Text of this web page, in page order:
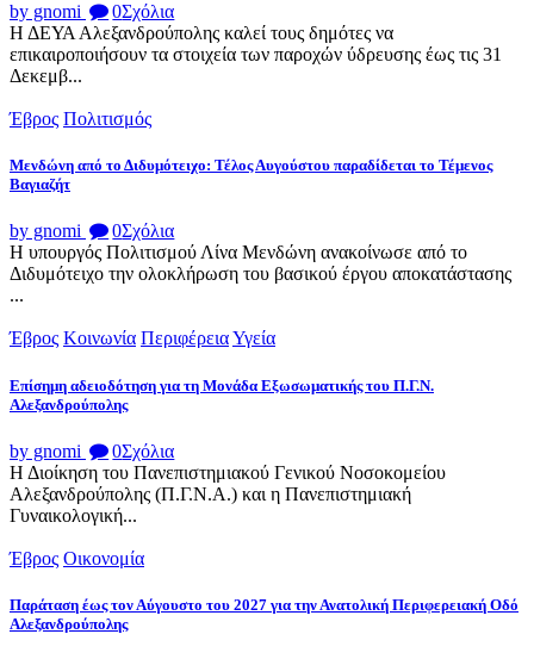
by gnomi 0Σχόλια
Η ΔΕΥΑ Αλεξανδρούπολης καλεί τους δημότες να
επικαιροποιήσουν τα στοιχεία των παροχών ύδρευσης έως τις 31
Δεκεμβ...
Έβρος Πολιτισμός
Μενδώνη από το Διδυμότειχο: Τέλος Αυγούστου παραδίδεται το Τέμενος
Βαγιαζήτ
by gnomi 0Σχόλια
Η υπουργός Πολιτισμού Λίνα Μενδώνη ανακοίνωσε από το
Διδυμότειχο την ολοκλήρωση του βασικού έργου αποκατάστασης
...
Έβρος Κοινωνία ΠεριφέρειαΥγεία
Επίσημη αδειοδότηση για τη Μονάδα Εξωσωματικής του Π.Γ.Ν.
Αλεξανδρούπολης
by gnomi 0Σχόλια
Η Διοίκηση του Πανεπιστημιακού Γενικού Νοσοκομείου
Αλεξανδρούπολης (Π.Γ.Ν.Α.) και η Πανεπιστημιακή
Γυναικολογική...
Έβρος Οικονομία
Παράταση έως τον Αύγουστο του 2027 για την Ανατολική Περιφερειακή Οδό
Αλεξανδρούπολης